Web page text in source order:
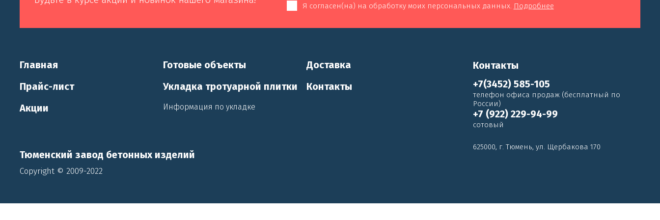
Я согласен(на) на обработку моих персональных данных. Подробнее
Главная
Прайс-лист
Акции
Готовые объекты
Укладка тротуарной плитки
Информация по укладке
Доставка
Контакты
Тюменский завод бетонных изделий
Copyright © 2009-2022
Контакты
+7(3452) 585-105
телефон офиса продаж (бесплатный по
России)
+7 (922) 229-94-99
сотовый
625000, г. Тюмень, ул. Щербакова 170